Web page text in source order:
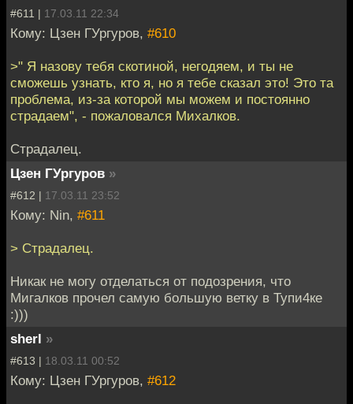
#611 | 17.03.11 22:34
Кому: Цзен ГУргуров, #610
>" Я назову тебя скотиной, негодяем, и ты не
сможешь узнать, кто я, но я тебе сказал это! Это та
проблема, из-за которой мы можем и постоянно
страдаем", - пожаловался Михалков.
Страдалец.
Цзен ГУргуров »
#612 | 17.03.11 23:52
Кому: Nin, #611
> Страдалец.
Никак не могу отделаться от подозрения, что
Мигалков прочел самую большую ветку в Тупи4ке
:)))
sherl »
#613 | 18.03.11 00:52
Кому: Цзен ГУргуров, #612